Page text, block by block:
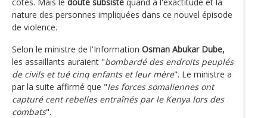
nature des personnes impliquées dans ce nouvel épisode
de violence.
Selon le ministre de l'Information Osman Abukar Dube,
les assaillants auraient "bombardé des endroits peuplés
de civils et tué cinq enfants et leur mère". Le ministre a
par la suite affirmé que "les forces somaliennes ont
capturé cent rebelles entraînés par le Kenya lors des
combats".